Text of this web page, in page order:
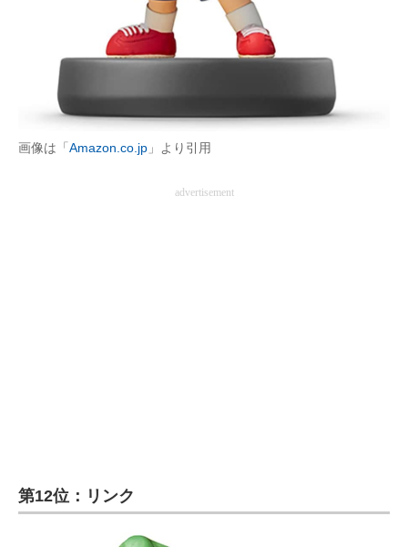
画像は「 Amazon.co.jp 」より引用
advertisement
第12位：リンク